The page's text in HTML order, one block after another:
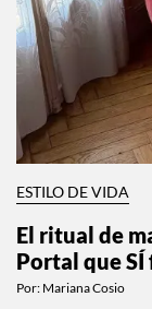
ESTILO DE VIDA
El ritual de
Portal que
Por: Mariana Cosio